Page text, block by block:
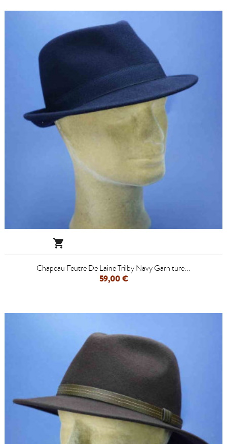

Chapeau Feutre De Laine Trilby Navy Garniture...
59,00 €